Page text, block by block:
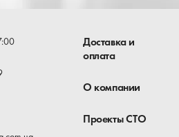
Доставка и
оплата
О компании
Проекты СТО